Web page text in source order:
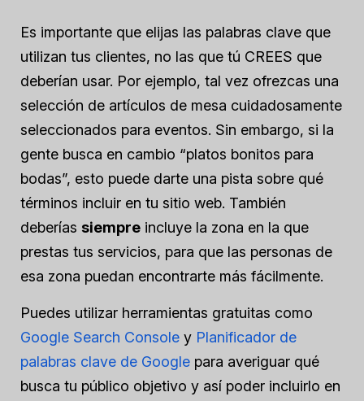
Es importante que elijas las palabras clave que
utilizan tus clientes, no las que tú CREES que
deberían usar. Por ejemplo, tal vez ofrezcas una
selección de artículos de mesa cuidadosamente
seleccionados para eventos. Sin embargo, si la
gente busca en cambio “platos bonitos para
bodas”, esto puede darte una pista sobre qué
términos incluir en tu sitio web. También
deberías siempre incluye la zona en la que
prestas tus servicios, para que las personas de
esa zona puedan encontrarte más fácilmente.
Puedes utilizar herramientas gratuitas como
Google Search Console y Planificador de
palabras clave de Google para averiguar qué
busca tu público objetivo y así poder incluirlo en